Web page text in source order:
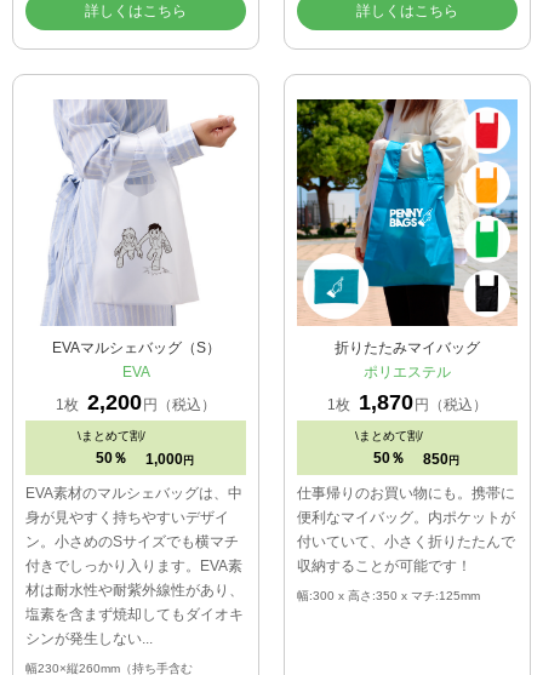
詳しくはこちら 詳しくはこちら
EVAマルシェバッグ（S）
EVA
1枚 2,200円（税込）
\まとめて割/
50％ 1,000 円
EVA素材のマルシェバッグは、中
身が見やすく持ちやすいデザイ
ン。小さめのSサイズでも横マチ
付きでしっかり入ります。EVA素
材は耐水性や耐紫外線性があり、
塩素を含まず焼却してもダイオキ
シンが発生しない...
幅230×縦260mm（持ち手含む
折りたたみマイバッグ
ポリエステル
1枚
1,870円（税込）
\まとめて割/
50％ 850 円
仕事帰りのお買い物にも。携帯に
便利なマイバッグ。内ポケットが
付いていて、小さく折りたたんで
収納することが可能です！
幅:300 x 高さ:350 x マチ:125mm